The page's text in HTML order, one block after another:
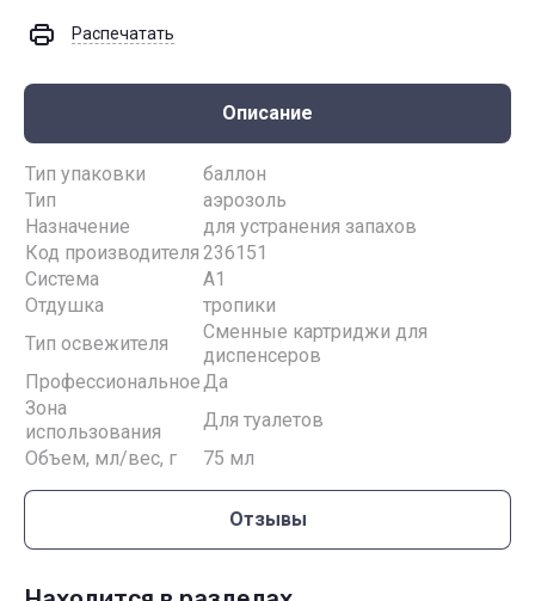
Распечатать
Описание
Тип упаковки
баллон
Тип
аэрозоль
Назначение
для устранения запахов
Код производителя 236151
Система
A1
Отдушка
тропики
Тип освежителя
Сменные картриджи для
диспенсеров
ПрофессиональноеДа
Зона
использования
Для туалетов
Объем, мл/вес, г
75 мл
Отзывы